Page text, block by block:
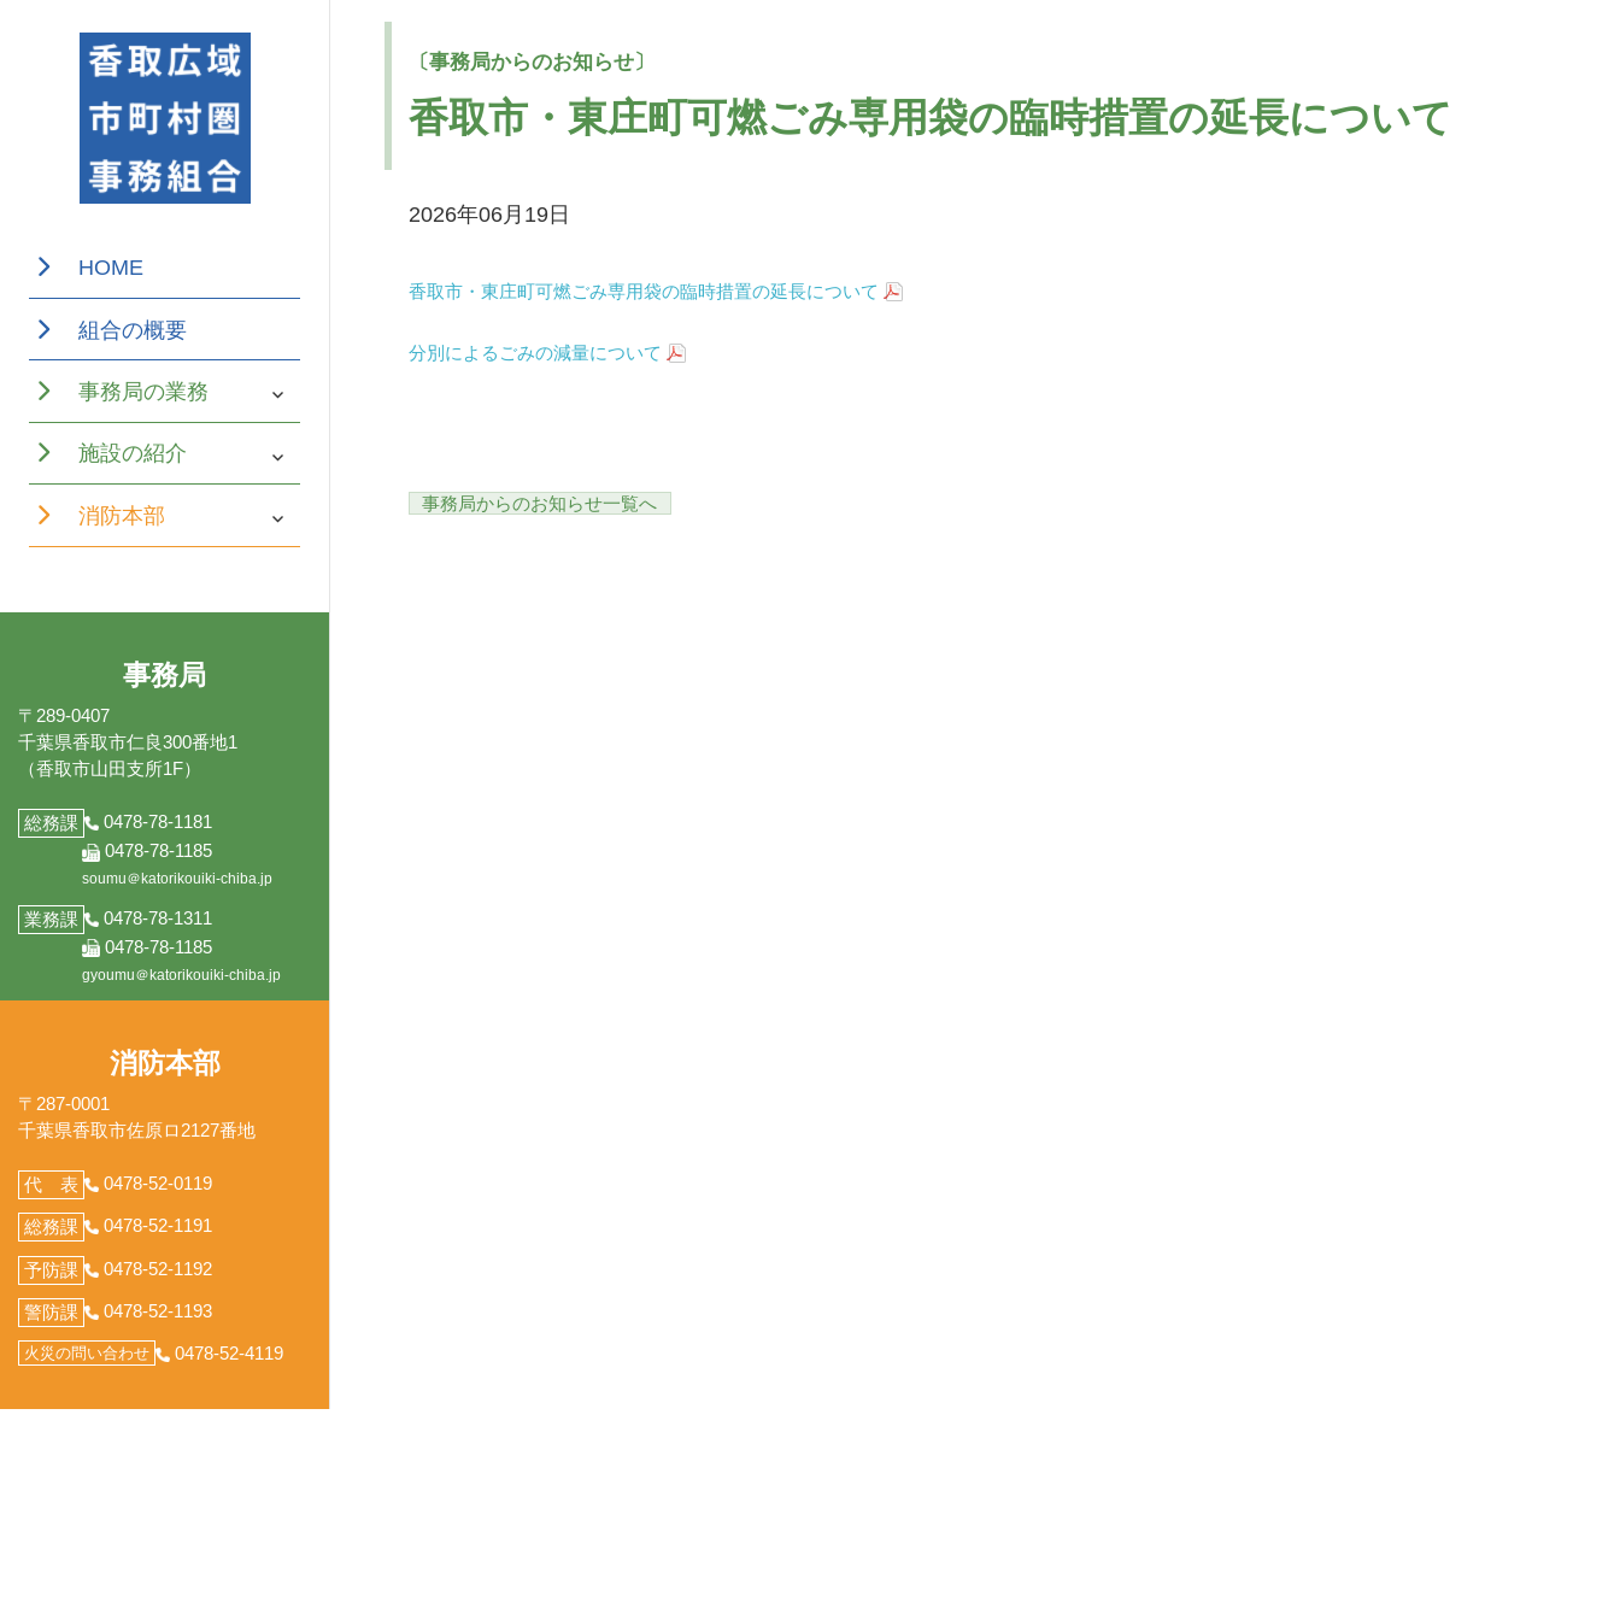
香取広域
市町村圏
事務組合
村圏事務組合
は、千葉県香
取市、神崎
町、多古町及
び東庄町の1市
3町が設立して
いる一部事務
HOME
組合の概要
事務局の業務
サ
ブ
メ
ニ
を
展
施設の紹介
サ
ブ
ニ
消防本部
サ
ブ
メ
展
開
事務局
〒289-0407
千葉県香取市仁良300番地1
（香取市山田支所1F）
総務課
0478-78-1181
0478-78-1185
soumu＠katorikouiki-chiba.jp
業務課
0478-78-1311
0478-78-1185
gyoumu＠katorikouiki-chiba.jp
消防本部
〒287-0001
千葉県香取市佐原ロ2127番地
代 表 0478-52-0119
総務課 0478-52-1191
予防課 0478-52-1192
警防課 0478-52-1193
火災の問い合わせ 0478-52-4119
香取市・東庄町可燃ごみ専用袋の臨時措置の延長について
2026年06月19日
香取市・東庄町可燃ごみ専用袋の臨時措置の延長について
分別によるごみの減量について
事務局からのお知らせ一覧へ